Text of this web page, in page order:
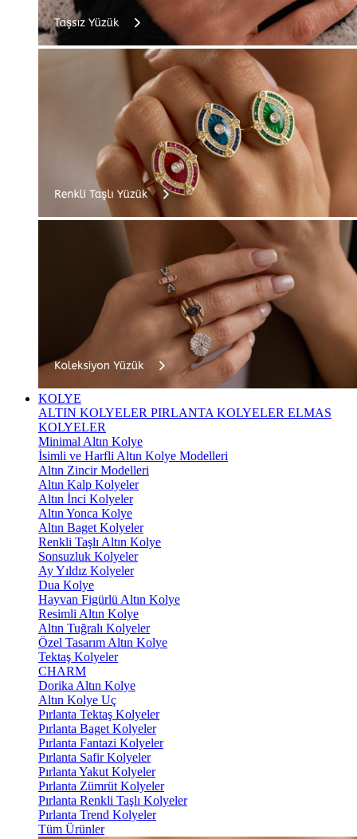
KOLYE
ALTIN KOLYELER PIRLANTA KOLYELER ELMAS
KOLYELER
Minimal Altın Kolye
İsimli ve Harfli Altın Kolye Modelleri
Altın Zincir Modelleri
Altın Kalp Kolyeler
Altın İnci Kolyeler
Altın Yonca Kolye
Altın Baget Kolyeler
Renkli Taşlı Altın Kolye
Sonsuzluk Kolyeler
Ay Yıldız Kolyeler
Dua Kolye
Hayvan Figürlü Altın Kolye
Resimli Altın Kolye
Altın Tuğralı Kolyeler
Özel Tasarım Altın Kolye
Tektaş Kolyeler
CHARM
Dorika Altın Kolye
Altın Kolye Uç
Pırlanta Tektaş Kolyeler
Pırlanta Baget Kolyeler
Pırlanta Fantazi Kolyeler
Pırlanta Safir Kolyeler
Pırlanta Yakut Kolyeler
Pırlanta Zümrüt Kolyeler
Pırlanta Renkli Taşlı Kolyeler
Pırlanta Trend Kolyeler
Tüm Ürünler